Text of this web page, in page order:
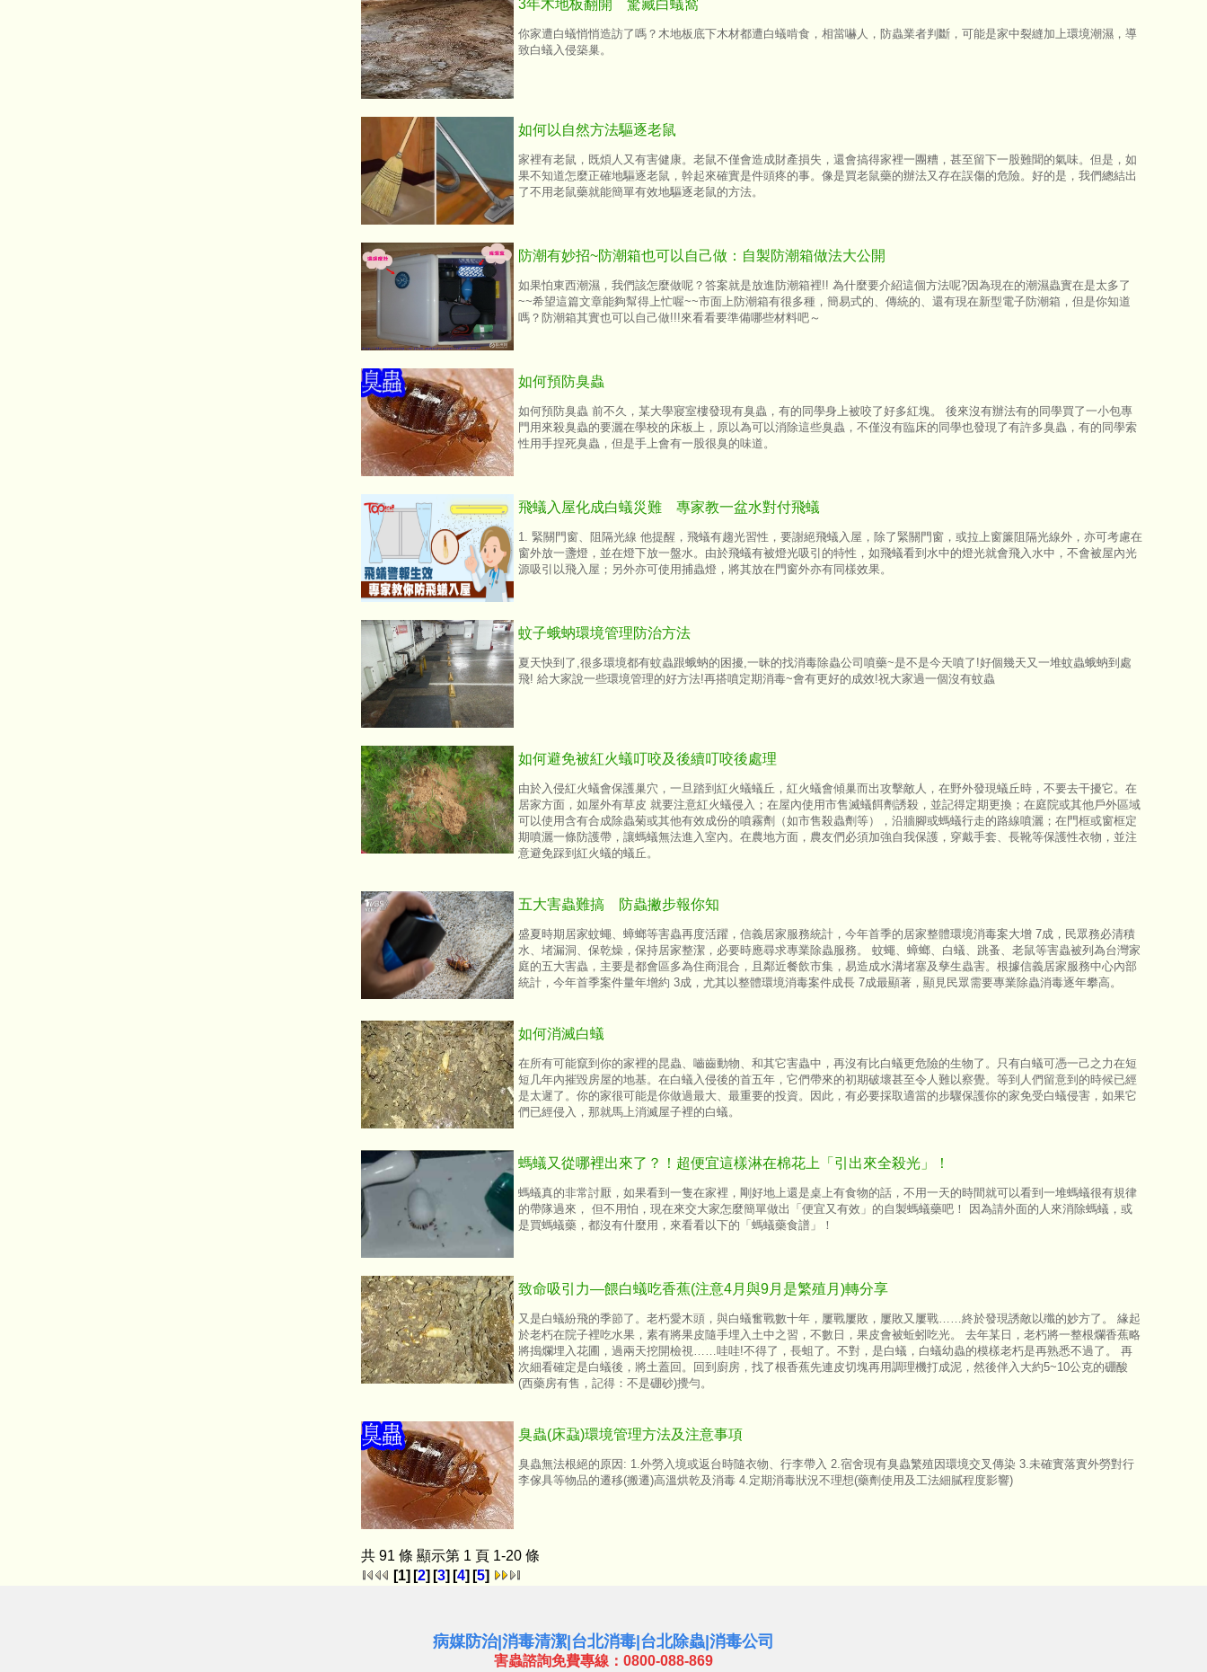
3年木地板翻開 驚藏白蟻窩
​你家遭白蟻悄悄造訪了嗎？木地板底下木材都遭白蟻啃食，相當嚇人，防蟲業者判斷，可能是家中裂縫加上環境潮濕，導
致白蟻入侵築巢。
如何以自然方法驅逐老鼠
家裡有老鼠，既煩人又有害健康。老鼠不僅會造成財產損失，還會搞得家裡一團糟，甚至留下一股難聞的氣味。但是，如
果不知道怎麼正確地驅逐老鼠，幹起來確實是件頭疼的事。像是買老鼠藥的辦法又存在誤傷的危險。好的是，我們總結出
了不用老鼠藥就能簡單有效地驅逐老鼠的方法。
防潮有妙招~防潮箱也可以自己做：自製防潮箱做法大公開
如果怕東西潮濕，我們該怎麼做呢？答案就是放進防潮箱裡!! 為什麼要介紹這個方法呢?因為現在的潮濕蟲實在是太多了
~~希望這篇文章能夠幫得上忙喔~~市面上防潮箱有很多種，簡易式的、傳統的、還有現在新型電子防潮箱，但是你知道
嗎？防潮箱其實也可以自己做!!!來看看要準備哪些材料吧～
如何預防臭蟲
如何預防臭蟲 前不久，某大學寢室樓發現有臭蟲，有的同學身上被咬了好多紅塊。 後來沒有辦法有的同學買了一小包專
門用來殺臭蟲的要灑在學校的床板上，原以為可以消除這些臭蟲，不僅沒有臨床的同學也發現了有許多臭蟲，有的同學索
性用手捏死臭蟲，但是手上會有一股很臭的味道。
飛蟻入屋化成白蟻災難 專家教一盆水對付飛蟻
1. 緊關門窗、阻隔光線 他提醒，飛蟻有趨光習性，要謝絕飛蟻入屋，除了緊關門窗，或拉上窗簾阻隔光線外，亦可考慮在
窗外放一盞燈，並在燈下放一盤水。由於飛蟻有被燈光吸引的特性，如飛蟻看到水中的燈光就會飛入水中，不會被屋內光
源吸引以飛入屋；另外亦可使用捕蟲燈，將其放在門窗外亦有同樣效果。
蚊子蛾蚋環境管理防治方法
夏天快到了,很多環境都有蚊蟲跟蛾蚋的困擾,一昧的找消毒除蟲公司噴藥~是不是今天噴了!好個幾天又一堆蚊蟲蛾蚋到處
飛! 給大家說一些環境管理的好方法!再搭噴定期消毒~會有更好的成效!祝大家過一個沒有蚊蟲
如何避免被紅火蟻叮咬及後續叮咬後處理
由於入侵紅火蟻會保護巢穴，一旦踏到紅火蟻蟻丘，紅火蟻會傾巢而出攻擊敵人，在野外發現蟻丘時，不要去干擾它。在
居家方面，如屋外有草皮 就要注意紅火蟻侵入；在屋內使用市售滅蟻餌劑誘殺，並記得定期更換；在庭院或其他戶外區域
可以使用含有合成除蟲菊或其他有效成份的噴霧劑（如市售殺蟲劑等），沿牆腳或螞蟻行走的路線噴灑；在門框或窗框定
期噴灑一條防護帶，讓螞蟻無法進入室內。在農地方面，農友們必須加強自我保護，穿戴手套、長靴等保護性衣物，並注
意避免踩到紅火蟻的蟻丘。
五大害蟲難搞 防蟲撇步報你知
盛夏時期居家蚊蠅、蟑螂等害蟲再度活躍，信義居家服務統計，今年首季的居家整體環境消毒案大增 7成，民眾務必清積
水、堵漏洞、保乾燥，保持居家整潔，必要時應尋求專業除蟲服務。 蚊蠅、蟑螂、白蟻、跳蚤、老鼠等害蟲被列為台灣家
庭的五大害蟲，主要是都會區多為住商混合，且鄰近餐飲市集，易造成水溝堵塞及孳生蟲害。根據信義居家服務中心內部
統計，今年首季案件量年增約 3成，尤其以整體環境消毒案件成長 7成最顯著，顯見民眾需要專業除蟲消毒逐年攀高。
如何消滅白蟻
在所有可能竄到你的家裡的昆蟲、嚙齒動物、和其它害蟲中，再沒有比白蟻更危險的生物了。只有白蟻可憑一己之力在短
短几年內摧毀房屋的地基。在白蟻入侵後的首五年，它們帶來的初期破壞甚至令人難以察覺。等到人們留意到的時候已經
是太遲了。你的家很可能是你做過最大、最重要的投資。因此，有必要採取適當的步驟保護你的家免受白蟻侵害，如果它
們已經侵入，那就馬上消滅屋子裡的白蟻。
螞蟻又從哪裡出來了？！超便宜這樣淋在棉花上「引出來全殺光」！
螞蟻真的非常討厭，如果看到一隻在家裡，剛好地上還是桌上有食物的話，不用一天的時間就可以看到一堆螞蟻很有規律
的帶隊過來， 但不用怕，現在來交大家怎麼簡單做出「便宜又有效」的自製螞蟻藥吧！ 因為請外面的人來消除螞蟻，或
是買螞蟻藥，都沒有什麼用，來看看以下的「螞蟻藥食譜」！
致命吸引力—餵白蟻吃香蕉(注意4月與9月是繁殖月)轉分享
又是白蟻紛飛的季節了。老朽愛木頭，與白蟻奮戰數十年，屢戰屢敗，屢敗又屢戰……終於發現誘敵以殲的妙方了。 緣起
於老朽在院子裡吃水果，素有將果皮隨手埋入土中之習，不數日，果皮會被蚯蚓吃光。 去年某日，老朽將一整根爛香蕉略
將搗爛埋入花圃，過兩天挖開檢視……哇哇!不得了，長蛆了。不對，是白蟻，白蟻幼蟲的模樣老朽是再熟悉不過了。 再
次細看確定是白蟻後，將土蓋回。回到廚房，找了根香蕉先連皮切塊再用調理機打成泥，然後伴入大約5~10公克的硼酸
(西藥房有售，記得：不是硼砂)攪勻。
臭蟲(床蝨)環境管理方法及注意事項
臭蟲無法根絕的原因: 1.外勞入境或返台時隨衣物、行李帶入 2.宿舍現有臭蟲繁殖因環境交叉傳染 3.未確實落實外勞對行
李傢具等物品的遷移(搬遷)高溫烘乾及消毒 4.定期消毒狀況不理想(藥劑使用及工法細膩程度影響)
共 91 條 顯示第 1 頁 1-20 條
[1] [2] [3] [4] [5]
病媒防治|消毒清潔|台北消毒|台北除蟲|消毒公司
害蟲諮詢免費專線：0800-088-869